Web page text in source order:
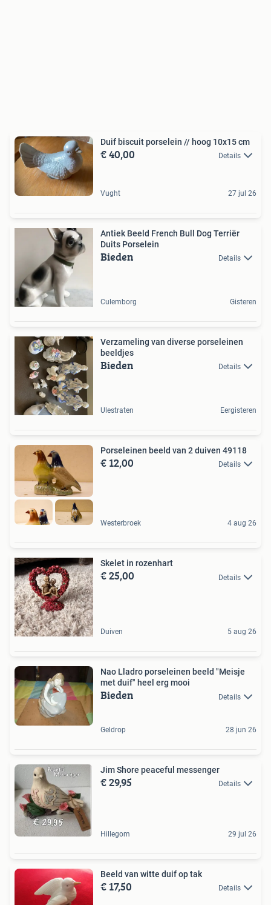
Duif biscuit porselein // hoog 10x15 cm
€ 40,00 Details
Vught 27 jul 26
Antiek Beeld French Bull Dog Terriër
Duits Porselein
Bieden Details
Culemborg Gisteren
Verzameling van diverse porseleinen
beeldjes
Bieden Details
Ulestraten Eergisteren
Porseleinen beeld van 2 duiven 49118
€ 12,00 Details
Westerbroek 4 aug 26
Skelet in rozenhart
€ 25,00 Details
Duiven 5 aug 26
Nao Lladro porseleinen beeld "Meisje
met duif" heel erg mooi
Bieden Details
Geldrop 28 jun 26
Jim Shore peaceful messenger
€ 29,95 Details
Hillegom 29 jul 26
Beeld van witte duif op tak
€ 17,50 Details